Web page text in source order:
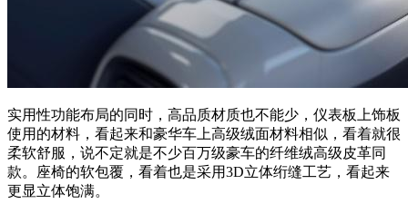
实用性功能布局的同时，高品质材质也不能少，仪表板上饰板
使用的材料，看起来和豪华车上高级绒面材料相似，看着就很
柔软舒服，说不定就是不少百万级豪车的纤维绒高级皮革同
款。座椅的软包覆，看着也是采用3D立体绗缝工艺，看起来
更显立体饱满。